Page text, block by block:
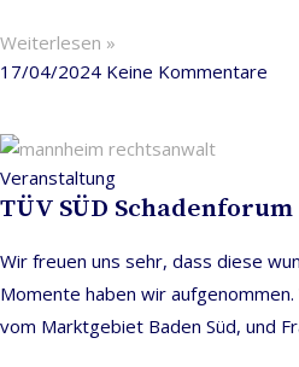
Weiterlesen »
17/04/2024 Keine Kommentare
Veranstaltung
TÜV SÜD
Wir freuen uns sehr, dass diese
Momente haben wir
vom Marktgebiet Baden Süd, und